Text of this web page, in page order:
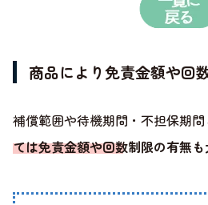
商品により免責金額や回
補償範囲や待機期間・不担保期
ては免責金額や回数制限の有無